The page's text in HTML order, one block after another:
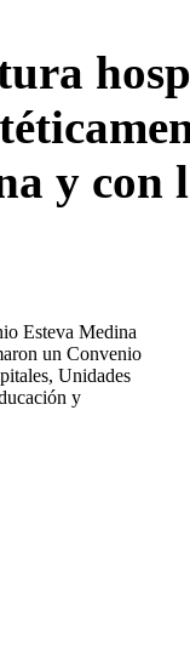
y
Esteva Medina
un Convenio
Unidades
y